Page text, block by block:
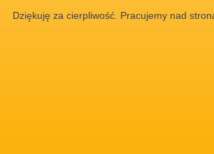
Dziękuję za cierpliwość. Pracujemy nad